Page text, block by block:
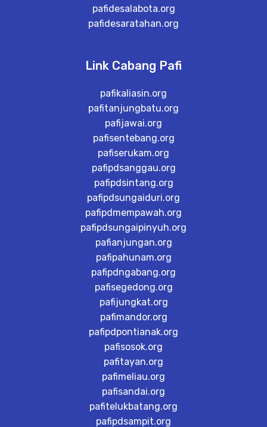
pafidesalabota.org
pafidesaratahan.org
Link Cabang Pafi
pafikaliasin.org
pafitanjungbatu.org
pafijawai.org
pafisentebang.org
pafiserukam.org
pafipdsanggau.org
pafipdsintang.org
pafipdsungaiduri.org
pafipdmempawah.org
pafipdsungaipinyuh.org
pafianjungan.org
pafipahunam.org
pafipdngabang.org
pafisegedong.org
pafijungkat.org
pafimandor.org
pafipdpontianak.org
pafisosok.org
pafitayan.org
pafimeliau.org
pafisandai.org
pafitelukbatang.org
pafipdsampit.org